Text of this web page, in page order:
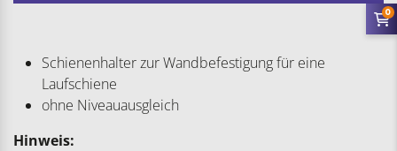
Schienenhalter zur Wandbefestigung für eine
Laufschiene
ohne Niveauausgleich
Hinweis:
0